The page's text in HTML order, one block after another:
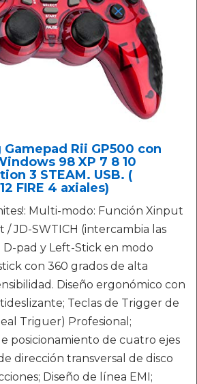
Rii GP500 con
98 XP 7 8 10
3 STEAM. USB. (
FIRE 4 axiales)
Multi-modo: Función Xinput
/ JD-SWTICH (intercambia las
pad y Left-Stick en modo
con 360 grados de alta
Diseño ergonómico con
Teclas de Trigger de
Triguer) Profesional;
posicionamiento de cuatro ejes
dirección transversal de disco
Diseño de línea EMI;